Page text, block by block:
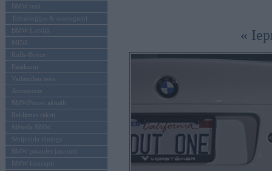
BMW testi
Tehnoloģijas & sasniegumi
BMW Latvijā
MINI
Rolls-Royce
Pasākumi
Vadāmības tests
Autosports
BMWPower aktuāli
Reklāmas raksti
Mēneša BMW
Sērijveida tūnings
BMW pasaules jaunumi
BMW koncepti
«